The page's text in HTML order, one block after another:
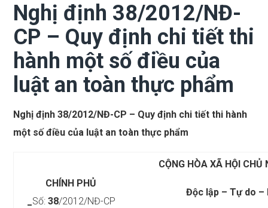
Nghị định 38/2012/NĐ-
CP – Quy định chi tiết thi
hành một số điều của
luật an toàn thực phẩm
Nghị định 38/2012/NĐ-CP – Quy định chi tiết thi hành
một số điều của luật an toàn thực phẩm
CHÍNH PHỦ
Số: 38/2012/NĐ-CP
CỘNG HÒA XÃ HỘI CHỦ
Độc lập – Tự do –